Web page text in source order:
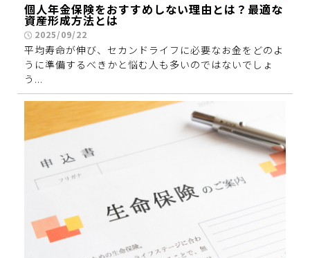
個人年金保険をおすすめしない理由とは？最適な
資産形成方法とは
2025/09/22
平均寿命が伸び、セカンドライフに必要なお金をどのよ
うに準備するべきかと悩む人も多いのではないでしょ
う...